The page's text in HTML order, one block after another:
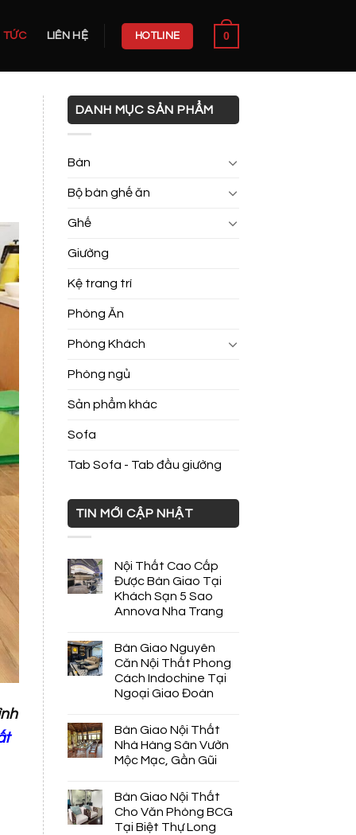
TỨC LIÊN HỆ HOTLINE 0
DANH MỤC SẢN PHẨM
Bàn
Bộ bàn ghế ăn
Ghế
Giường
Kệ trang trí
Phòng Ăn
Phòng Khách
Phòng ngủ
Sản phẩm khác
Sofa
Tab Sofa - Tab đầu giường
TIN MỚI CẬP NHẬT
Nội Thất Cao Cấp
Được Bàn Giao Tại
Khách Sạn 5 Sao
Annova Nha Trang
Bàn Giao Nguyên
Căn Nội Thất Phong
Cách Indochine Tại
Ngoại Giao Đoàn
Bàn Giao Nội Thất
Nhà Hàng Sân Vườn
Mộc Mạc, Gần Gũi
Bàn Giao Nội Thất
Cho Văn Phòng BCG
Tại Biệt Thự Long